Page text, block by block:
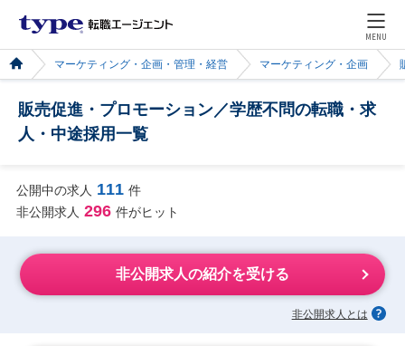
MENU
マーケティング・企画・管理・経営 マーケティング・企画
販売促進・プロモーション／学歴不問の転職・求
人・中途採用一覧
公開中の求人 111 件
非公開求人 296 件がヒット
非公開求人の紹介を受ける
非公開求人とは